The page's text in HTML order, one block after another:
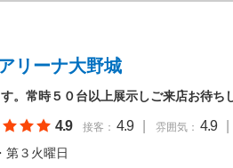
リーナ大野城
。常時５０台以上展示しご来店お待ち
4.9 接客： 4.9 雰囲気： 4.9
第３火曜日